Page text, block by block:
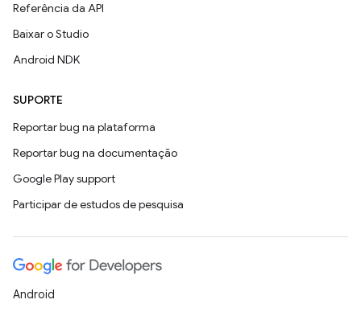
Referência da API
Baixar o Studio
Android NDK
SUPORTE
Reportar bug na plataforma
Reportar bug na documentação
Google Play support
Participar de estudos de pesquisa
Android